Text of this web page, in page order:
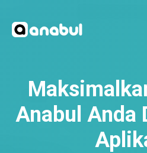
Anabul Anda